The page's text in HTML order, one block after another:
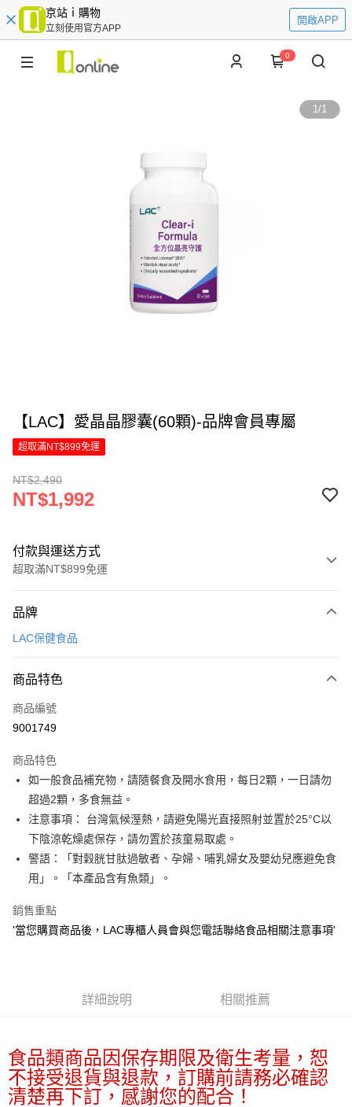
京站ｉ購物
立刻使用官方APP
開啟APP
0
1/1
【LAC】愛晶晶膠囊(60顆)-品牌會員專屬
超取滿NT$899免運
NT$2,490
NT$1,992
付款與運送方式
超取滿NT$899免運
信用卡一次付款
Apple Pay
街口支付
Google Pay
全盈+PAY
大哥付你分期
相關說明
【大哥付你分期使用說明】
1.本服務由台灣大哥大提供，台灣大哥大用戶可立即使用無須另外申請。
流程，驗證手機門號後，選擇欲分期的期數、繳款截止日，確認付款後即完
成交易。
3.實際核准額度、可分期數及費用金額請依後續交易確認頁面所載為準。
1.分期款項不併入電信帳單，「大哥付你分期」於每月結算日後寄送繳費提
帳／街口支付／iPASS MONEY」等通路繳費。
【注意事項】
1.本服務係由「台灣大哥大股份有限公司」（以下簡稱本公司）所提供，讓
用戶於交易時，得透過本服務購買商品或服務，並由商店將買賣／分期付款
AFTEE先享後付
【關於「AFTEE先享後付」】
AFTEE先享後付是「在收到商品之後才付款」的支付方式。 讓您購物簡單
２．訂單成立數日內，您將收到繳費通知簡訊。
３．收到繳費通知簡訊後14天內，點擊此簡訊中的連結，可透過四大超商／
ATM／網路銀行／等多元方式進行付款，方視為交易完成。
※ 請注意：結帳手續完成當下不需立刻繳費，但若您需要取消訂單，請聯絡
ATM付款
每筆NT$70，滿NT$899(含以上)免運費
每筆NT$70，滿NT$899(含以上)免運費
宅配
品牌
LAC保健食品
商品特色
商品編號
9001749
商品特色
如一般食品補充物，請隨餐食及開水食用，每日2顆，一日請勿
超過2顆，多食無益。
注意事項： 台灣氣候溼熱，請避免陽光直接照射並置於25°C以
下陰涼乾燥處保存，請勿置於孩童易取處。
警語：「對穀胱甘肽過敏者、孕婦、哺乳婦女及嬰幼兒應避免食
用」。「本產品含有魚類」。
銷售重點
'當您購買商品後，LAC專櫃人員會與您電話聯絡食品相關注意事項'
詳細說明 相關推薦
食品類商品因保存期限及衛生考量，恕
不接受退貨與退款，訂購前請務必確認
清楚再下訂，感謝您的配合！